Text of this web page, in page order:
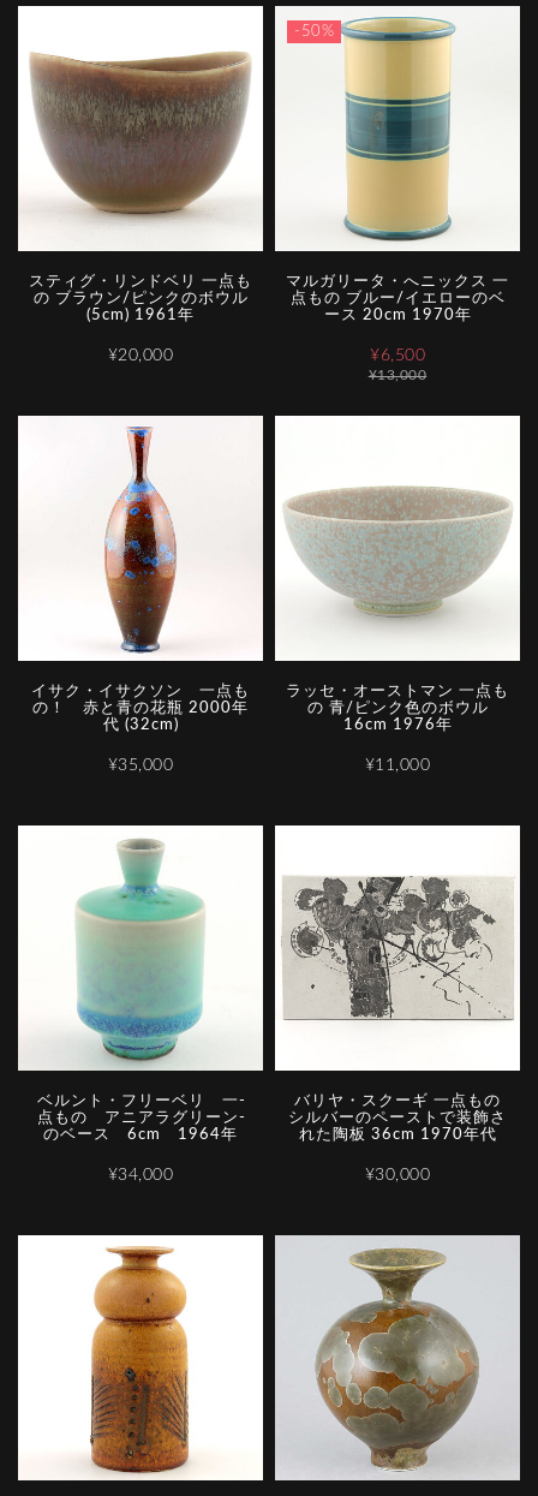
スティグ・リンドベリ 一点も
の ブラウン/ピンクのボウル
(5cm) 1961年
¥20,000
-50%
マルガリータ・へニックス 一
点もの ブルー/イエローのベ
ース 20cm 1970年
¥13,000
¥6,500
イサク・イサクソン 一点も
の！ 赤と青の花瓶 2000年
代 (32cm)
¥35,000
ラッセ・オーストマン 一点も
の 青/ピンク色のボウル
16cm 1976年
¥11,000
ベ­ル­ン­ト­・­フ­リ­ー­ベ­リ­ ­一­
点­も­の­ ­ア­ニ­ア­ラ­グ­リ­ー­ン­
の­ベ­ー­ス­ ­6­c­m­ ­1­9­6­4­年
¥34,000
バリヤ・スクーギ 一点もの
シルバーのペーストで装飾さ
れた陶板 36cm 1970年代
¥30,000